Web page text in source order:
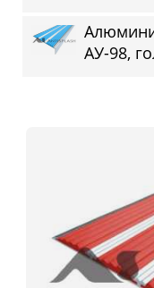
АУ-98,